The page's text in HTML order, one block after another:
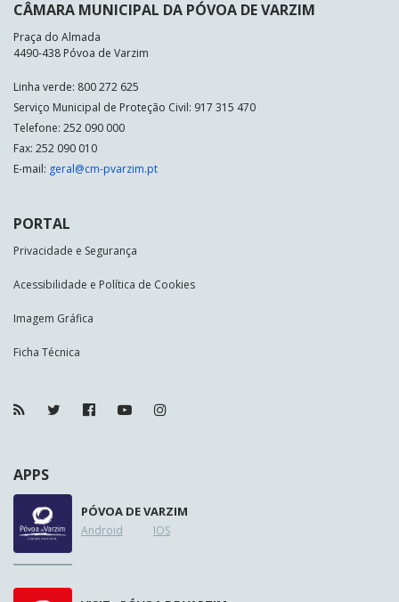
CÂMARA MUNICIPAL DA PÓVOA DE VARZIM
Praça do Almada
4490-438 Póvoa de Varzim
Linha verde: 800 272 625
Serviço Municipal de Proteção Civil: 917 315 470
Telefone: 252 090 000
Fax: 252 090 010
E-mail: geral@cm-pvarzim.pt
PORTAL
Privacidade e Segurança
Acessibilidade e Política de Cookies
Imagem Gráfica
Ficha Técnica
APPS
PÓVOA DE VARZIM
Android IOS